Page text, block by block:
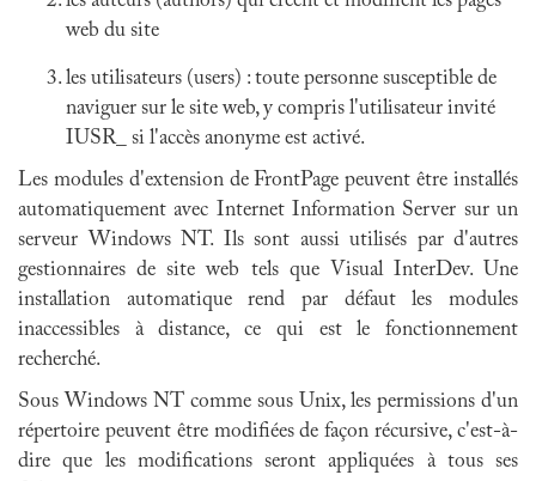
web du site
les utilisateurs (users) : toute personne susceptible de
naviguer sur le site web, y compris l'utilisateur invité
IUSR_ si l'accès anonyme est activé.
Les modules d'extension de FrontPage peuvent être installés
automatiquement avec Internet Information Server sur un
serveur Windows NT. Ils sont aussi utilisés par d'autres
gestionnaires de site web tels que Visual InterDev. Une
installation automatique rend par défaut les modules
inaccessibles à distance, ce qui est le fonctionnement
recherché.
Sous Windows NT comme sous Unix, les permissions d'un
répertoire peuvent être modifiées de façon récursive, c'est-à-
dire que les modifications seront appliquées à tous ses